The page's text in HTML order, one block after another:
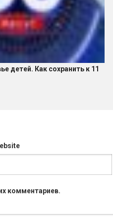
детей. Как сохранить к 11
комментариев.